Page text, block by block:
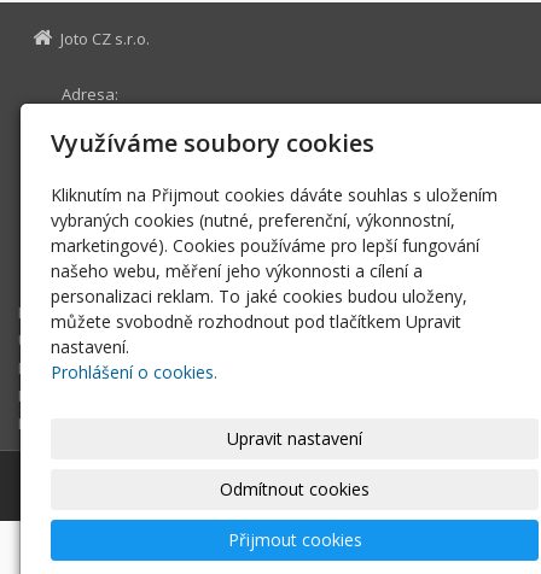
Joto CZ s.r.o.
Adresa:
331 65 Žihle
CZ29113075
info@joto.cz
+420 773 88 66 56
E-shop
Úvodní stránka
Fotovoltaika, elektrické vytápění a ohřev
Produkty pro průmysl
Kontaktní formulář
Joto CZ s.r.o.| Mapa webu
s AI,
Využíváme soubory cookies
Kliknutím na Přijmout cookies dáváte souhlas s uložením
vybraných cookies (nutné, preferenční, výkonnostní,
marketingové). Cookies používáme pro lepší fungování
našeho webu, měření jeho výkonnosti a cílení a
personalizaci reklam. To jaké cookies budou uloženy,
můžete svobodně rozhodnout pod tlačítkem Upravit
nastavení.
Prohlášení o cookies.
Upravit nastavení
Odmítnout cookies
Přijmout cookies